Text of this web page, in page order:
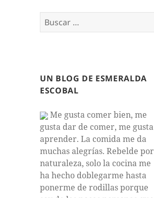
Buscar:
UN BLOG DE ESMERALDA
ESCOBAL
Me gusta comer bien, me
gusta dar de comer, me gusta
aprender. La comida me da
muchas alegrías. Rebelde por
naturaleza, solo la cocina me
ha hecho doblegarme hasta
ponerme de rodillas porque